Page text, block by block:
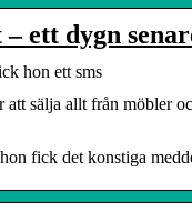
– ett dygn
hon ett sms
sälja allt från möbler
fick det konstiga